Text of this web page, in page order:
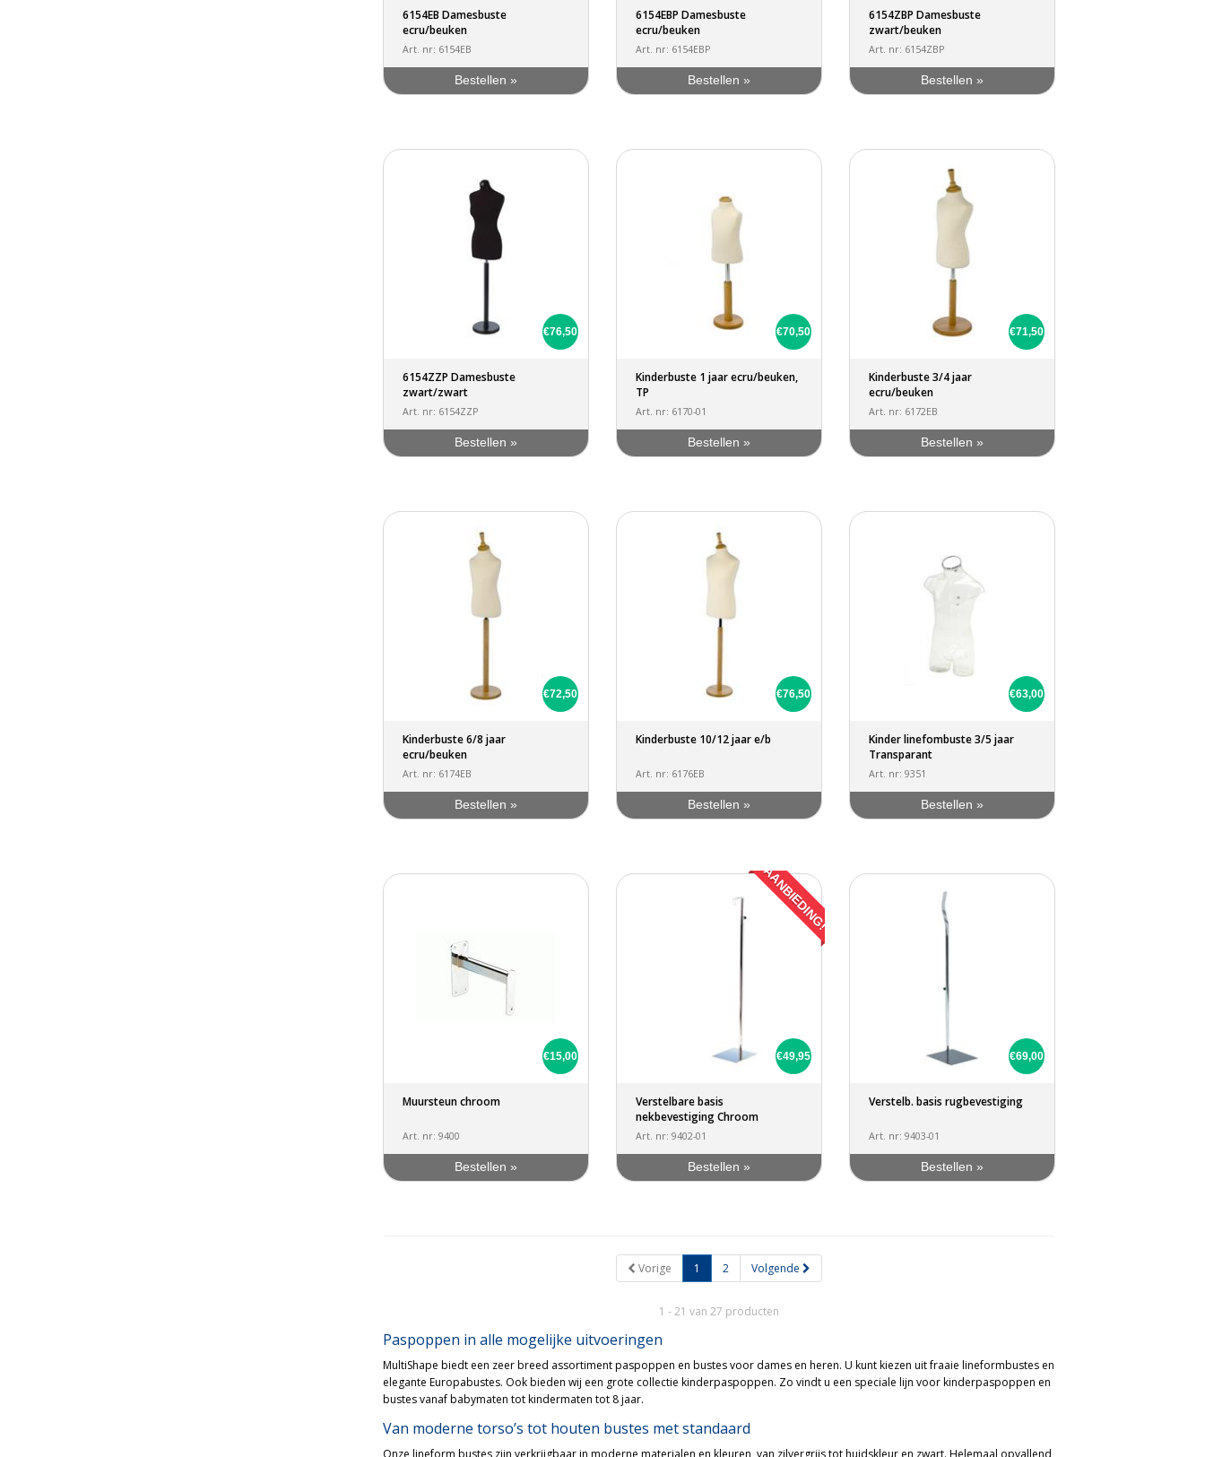
6154EB Damesbuste
ecru/beuken
Art. nr: 6154EB
Bestellen »
6154EBP Damesbuste
ecru/beuken
Art. nr: 6154EBP
Bestellen »
6154ZBP Damesbuste
zwart/beuken
Art. nr: 6154ZBP
Bestellen »
€76,50
6154ZZP Damesbuste
zwart/zwart
Art. nr: 6154ZZP
Bestellen »
€70,50
Kinderbuste 1 jaar ecru/beuken,
TP
Art. nr: 6170-01
Bestellen »
€71,50
Kinderbuste 3/4 jaar
ecru/beuken
Art. nr: 6172EB
Bestellen »
€72,50
Kinderbuste 6/8 jaar
ecru/beuken
Art. nr: 6174EB
Bestellen »
€76,50
Kinderbuste 10/12 jaar e/b
Art. nr: 6176EB
Bestellen »
€63,00
Kinder linefombuste 3/5 jaar
Transparant
Art. nr: 9351
Bestellen »
€15,00
Muursteun chroom
Art. nr: 9400
Bestellen »
AANBIEDING!
€49,95
Verstelbare basis
nekbevestiging Chroom
Art. nr: 9402-01
Bestellen »
€69,00
Verstelb. basis rugbevestiging
Art. nr: 9403-01
Bestellen »
Vorige 1 2 Volgende
1 - 21 van 27 producten
Paspoppen in alle mogelijke uitvoeringen
MultiShape biedt een zeer breed assortiment paspoppen en bustes voor dames en heren. U kunt kiezen uit fraaie lineformbustes en
elegante Europabustes. Ook bieden wij een grote collectie kinderpaspoppen. Zo vindt u een speciale lijn voor kinderpaspoppen en
bustes vanaf babymaten tot kindermaten tot 8 jaar.
Van moderne torso’s tot houten bustes met standaard